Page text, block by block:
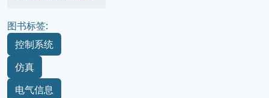
图书标签:
控制系统
仿真
电气信息